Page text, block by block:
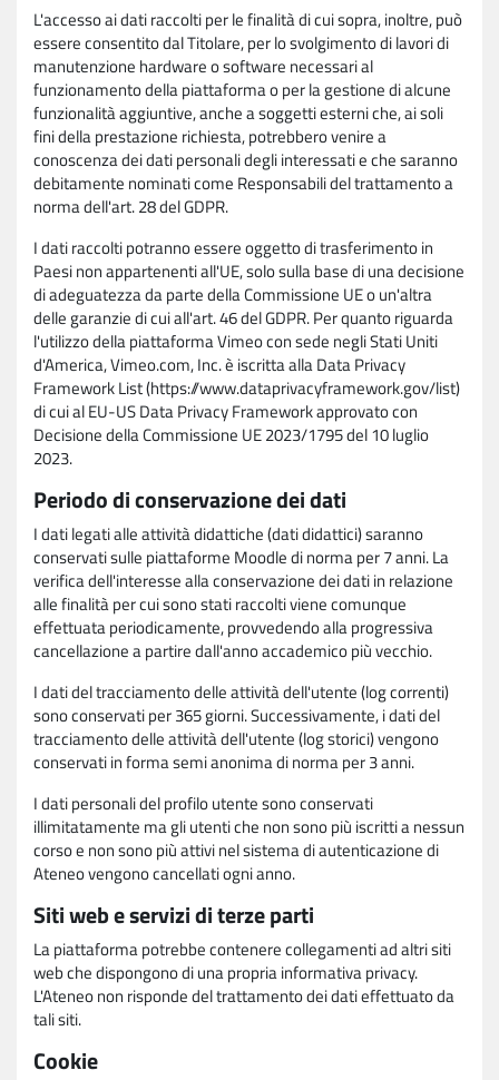
L'accesso ai dati raccolti per le finalità di cui sopra, inoltre, può
essere consentito dal Titolare, per lo svolgimento di lavori di
manutenzione hardware o software necessari al
funzionamento della piattaforma o per la gestione di alcune
funzionalità aggiuntive, anche a soggetti esterni che, ai soli
fini della prestazione richiesta, potrebbero venire a
conoscenza dei dati personali degli interessati e che saranno
debitamente nominati come Responsabili del trattamento a
norma dell'art. 28 del GDPR.
I dati raccolti potranno essere oggetto di trasferimento in
Paesi non appartenenti all'UE, solo sulla base di una decisione
di adeguatezza da parte della Commissione UE o un'altra
delle garanzie di cui all'art. 46 del GDPR. Per quanto riguarda
l'utilizzo della piattaforma Vimeo con sede negli Stati Uniti
d'America, Vimeo.com, Inc. è iscritta alla Data Privacy
Framework List (https://www.dataprivacyframework.gov/list)
di cui al EU-US Data Privacy Framework approvato con
Decisione della Commissione UE 2023/1795 del 10 luglio
2023.
Periodo di conservazione dei dati
I dati legati alle attività didattiche (dati didattici) saranno
conservati sulle piattaforme Moodle di norma per 7 anni. La
verifica dell'interesse alla conservazione dei dati in relazione
alle finalità per cui sono stati raccolti viene comunque
effettuata periodicamente, provvedendo alla progressiva
cancellazione a partire dall'anno accademico più vecchio.
I dati del tracciamento delle attività dell'utente (log correnti)
sono conservati per 365 giorni. Successivamente, i dati del
tracciamento delle attività dell'utente (log storici) vengono
conservati in forma semi anonima di norma per 3 anni.
I dati personali del profilo utente sono conservati
illimitatamente ma gli utenti che non sono più iscritti a nessun
corso e non sono più attivi nel sistema di autenticazione di
Ateneo vengono cancellati ogni anno.
Siti web e servizi di terze parti
La piattaforma potrebbe contenere collegamenti ad altri siti
web che dispongono di una propria informativa privacy.
L'Ateneo non risponde del trattamento dei dati effettuato da
tali siti.
Cookie